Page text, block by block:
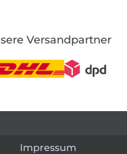
Versandpartner
Impressum